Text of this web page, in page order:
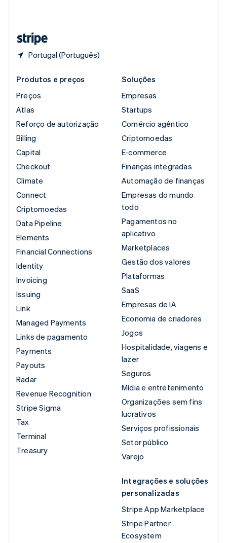
Portugal (Português)
Produtos e preços
Preços
Atlas
Reforço de autorização
Billing
Capital
Checkout
Climate
Connect
Criptomoedas
Data Pipeline
Elements
Financial Connections
Identity
Invoicing
Issuing
Link
Managed Payments
Links de pagamento
Payments
Payouts
Radar
Revenue Recognition
Stripe Sigma
Tax
Terminal
Treasury
Soluções
Empresas
Startups
Comércio agêntico
Criptomoedas
E-commerce
Finanças integradas
Automação de finanças
Empresas do mundo
todo
Pagamentos no
aplicativo
Marketplaces
Gestão dos valores
Plataformas
SaaS
Empresas de IA
Economia de criadores
Jogos
Hospitalidade, viagens e
lazer
Seguros
Mídia e entretenimento
Organizações sem fins
lucrativos
Serviços profissionais
Setor público
Varejo
Integrações e soluções
personalizadas
Stripe App Marketplace
Stripe Partner
Ecosystem